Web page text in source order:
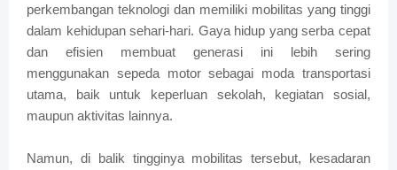
perkembangan teknologi dan memiliki mobilitas yang tinggi
dalam kehidupan sehari-hari. Gaya hidup yang serba cepat
dan efisien membuat generasi ini lebih sering
menggunakan sepeda motor sebagai moda transportasi
utama, baik untuk keperluan sekolah, kegiatan sosial,
maupun aktivitas lainnya.
Namun, di balik tingginya mobilitas tersebut, kesadaran